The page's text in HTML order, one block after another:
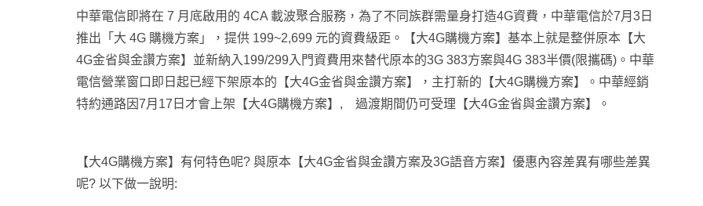
中華電信即將在 7 月底啟用的 4CA 載波聚合服務，為了不同族群需量身打造4G資費，中華電信於7月3日
推出「大 4G 購機方案」，提供 199~2,699 元的資費級距。
【大4G購機方案】基本上就是整併原本【大
4G金省與金讚方案】並新納入199/299入門資費用來替代原本的3G 383方案與4G 383半價(限攜碼)。中華
電信營業窗口即日起已經下架原本的【大4G金省與金讚方案】，主打新的【大4G購機方案】。中華經銷
特約通路因7月17日才會上架【大4G購機方案】, 過渡期間仍可受理【大4G金省與金讚方案】。
【大4G購機方案】有何特色呢? 與原本【大4G金省與金讚方案及3G語音方案】優惠內容差異有哪些差異
呢? 以下做一說明: